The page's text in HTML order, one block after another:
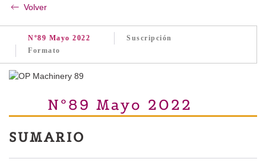
Volver
Nº89 Mayo 2022
Suscripción
Formato
Nº89 Mayo 2022
SUMARIO